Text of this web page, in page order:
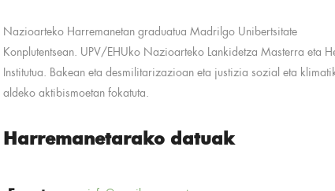
Nazioarteko Harremanetan graduatua Madrilgo Unibertsitate
Konplutentsean. UPV/EHUko Nazioarteko Lankidetza Masterra eta
Institutua. Bakean eta desmilitarizazioan eta justizia sozial eta
aldeko aktibismoetan fokatuta.
Harremanetarako datuak